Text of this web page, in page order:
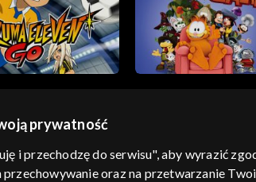
cennik polityka prywatności
prywatność
i przechodzę do serwisu", aby wyrazić
oraz na przetwarzanie